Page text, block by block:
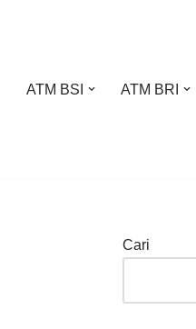
ATM BSI ATM BRI
Cari